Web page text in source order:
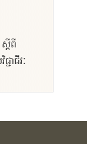
តីពី
ាជីវៈ